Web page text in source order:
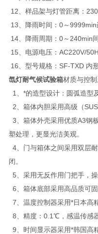
12、样品架与灯管距离：
13、降雨时间：0～
14、降雨周期：0～240min
15、电源电压：AC220V/
16、型号规格：SF-TXD 内
氙灯耐气候试验箱材质与控制
1、*的造型设计：圆弧造型
2、箱体内胆采用高级（
3、箱体外壳采用优质A3钢
塑处理，更显光洁美观。
4、门与箱体之间采用双层
闭。
5、采用无反作用门把手，操
6、箱体底部采用高品质可固
7、温度控制器采用*日本高
8、精度：0.1℃，感温传感
9、时间显示器采用*韩国高